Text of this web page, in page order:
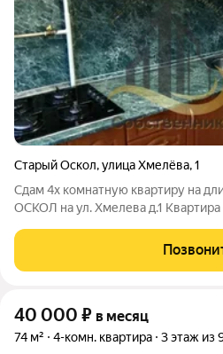
Старый Оскол,улица Хмелёва,1
Сдам 4х комнатную квартиру на
ОСКОЛ на ул. Хмелева д.1
40 000 ₽ в месяц
74 м² 4-комн. квартира 3 этаж из